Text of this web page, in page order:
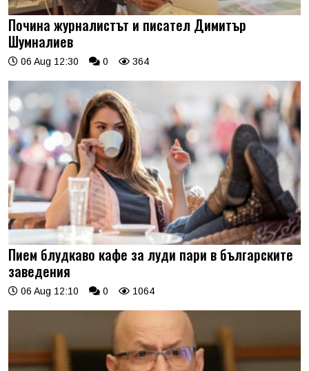
Почина журналистът и писател Димитър
Шумналиев
06 Aug 12:30 0 364
Пием блудкаво кафе за луди пари в българските
заведения
06 Aug 12:10 0 1064